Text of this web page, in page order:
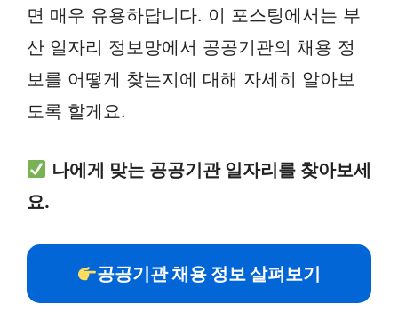
면 매우 유용하답니다. 이 포스팅에서는 부
산 일자리 정보망에서 공공기관의 채용 정
보를 어떻게 찾는지에 대해 자세히 알아보
도록 할게요.
나에게 맞는 공공기관 일자리를 찾아보세
요.
공공기관 채용 정보 살펴보기